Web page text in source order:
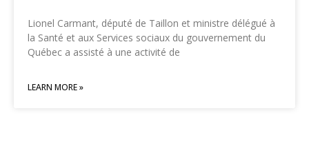
Lionel Carmant, député de Taillon et ministre délégué à
la Santé et aux Services sociaux du gouvernement du
Québec a assisté à une activité de
LEARN MORE »